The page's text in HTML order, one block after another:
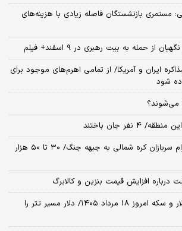
مستمری بازنشستگان فاصله زیادی با هزینه‌های
حمله به بیت رهبری در ۹ اسفند+ فیلم
ایران و آمریکا/ از تمامی اهرم‌های موجود برای
شود
می‌شوند؟
نفر جان باختند
ادعای زلنسکی درباره اعزام سربازان کره شمالی به جبهه جنگ/ ۳۰ تا ۵۰ هزار
افزایش قیمت بنزین و کالابرگ
پیش‌بینی قیمت طلا، دلار و سکه امروز 18 مرداد ۱۴۰۵/ دلار مسیر تتر را